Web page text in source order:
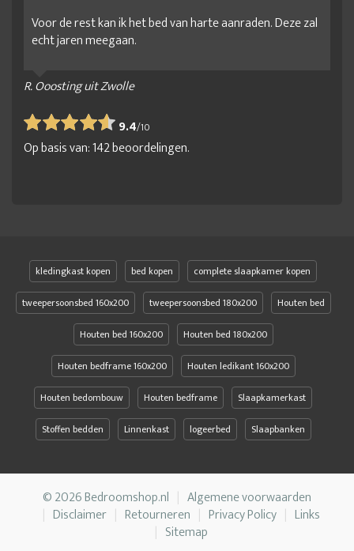
Voor de rest kan ik het bed van harte aanraden. Deze zal
echt jaren meegaan.
R. Ooosting uit Zwolle
9.4/10
Op basis van:142beoordelingen.
kledingkast kopen bed kopen
complete slaapkamer kopen
tweepersoonsbed 160x200
tweepersoonsbed 180x200
Houten bed
Houten bed 160x200
Houten bed 180x200
Houten bedframe 160x200
Houten ledikant 160x200
Houten bedombouw
Houten bedframe
Slaapkamerkast
Stoffen bedden
Linnenkast logeerbed Slaapbanken
© 2026 Bedroomshop.nl
Algemene voorwaarden
Disclaimer
Retourneren Privacy Policy
Links
Sitemap